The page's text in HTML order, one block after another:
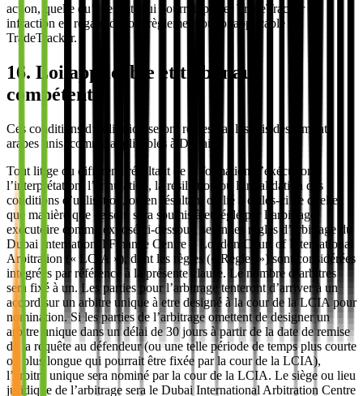
action, quelle qu’elle soit, qui pourrait placer TradeTracker en
infraction en regard de tout règlement ou loi applicable à
TradeTracker.
16. Loi applicable et tribunaux
compétents
Ces conditions d’utilisation seront régies par les lois des Émirats
arabes unis, comme applicables à Dubai.
Tout litige ou différend résultant de la formation, l’exécution,
l’interprétation, l’annulation, la résiliation ou l’invalidation des
conditions d’utilisation, ou en résultant ou lié à celles-ci de quelle
que manière que ce soit, sera soumis à et réglé par l’arbitrage
exécutoire comme exposé ci-dessous, selon les règles d’arbitrage du
Dubai International Finance Centre – London Court of International
Arbitration (« LCIA »), dont les règles (« Règles ») sont considérées
intégrées par référence à la présente clause. Le nombre d’arbitres
sera fixé à un. Les parties pour l’arbitrage tenteront d’arriver à un
accord sur un arbitre unique à etre designé à la cour de la LCIA pour
nomination. Si les parties de l’arbitrage omettent de designer un
arbitre unique dans un délai de 30 jours à partir de la date de remise
de la requête au défendeur (ou une telle période de temps plus courte
ou plus longue qui pourrait être fixée par la cour de la LCIA),
l’arbitre unique sera nominé par la cour de la LCIA. Le siège ou lieu
juridique de l’arbitrage sera le Dubai International Arbitration Centre